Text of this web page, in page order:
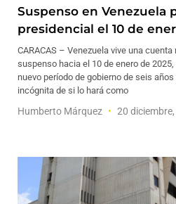
Suspenso en Venezuela
presidencial el 10 de
CARACAS – Venezuela vive una
suspenso hacia el 10 de enero de
nuevo período de gobierno de seis
incógnita de si lo hará como
Humberto Márquez 20